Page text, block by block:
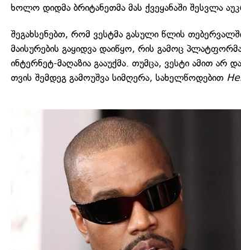
ხოლო დიდმა ბრიტანეთმა მას ქვეყანაში შესვლა
შეგახსენებთ, რომ ვესტმა გასული წლის თებერვალში
მაისურების გაყიდვა დაიწყო, რის გამოც
ინტერნეტ-მაღაზია გააუქმა. თუმცა, ვესტი ამით არ
თვის შემდეგ გამოუშვა სიმღერა, სახელწოდებით